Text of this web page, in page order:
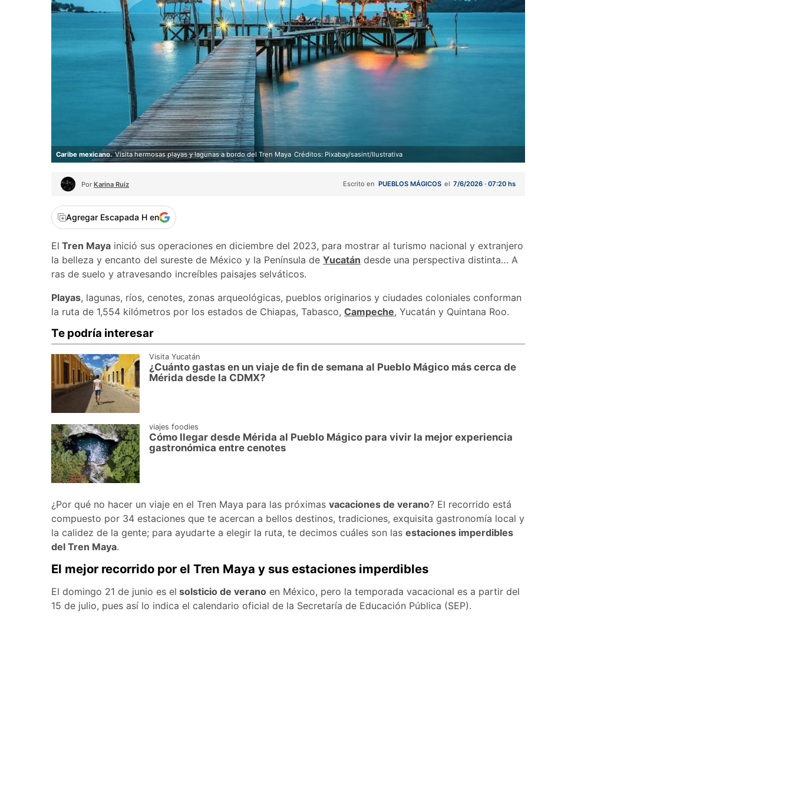
Caribe mexicano. Visita hermosas playas y lagunas a bordo del Tren Maya Créditos: Pixabay/sasint/Ilustrativa
Por Karina Ruiz Escrito en PUEBLOS MÁGICOS el 7/6/2026 · 07:20 hs
Agregar Escapada H en
El Tren Maya inició sus operaciones en diciembre del 2023, para mostrar al turismo nacional y extranjero
la belleza y encanto del sureste de México y la Península de Yucatán desde una perspectiva distinta… A
ras de suelo y atravesando increíbles paisajes selváticos.
Playas, lagunas, ríos, cenotes, zonas arqueológicas, pueblos originarios y ciudades coloniales conforman
la ruta de 1,554 kilómetros por los estados de Chiapas, Tabasco, Campeche, Yucatán y Quintana Roo.
Te podría interesar
Visita Yucatán
¿Cuánto gastas en un viaje de fin de semana al Pueblo Mágico más cerca de
Mérida desde la CDMX?
viajes foodies
Cómo llegar desde Mérida al Pueblo Mágico para vivir la mejor experiencia
gastronómica entre cenotes
¿Por qué no hacer un viaje en el Tren Maya para las próximas vacaciones de verano? El recorrido está
compuesto por 34 estaciones que te acercan a bellos destinos, tradiciones, exquisita gastronomía local y
la calidez de la gente; para ayudarte a elegir la ruta, te decimos cuáles son las estaciones imperdibles
del Tren Maya.
El mejor recorrido por el Tren Maya y sus estaciones imperdibles
El domingo 21 de junio es el solsticio de verano en México, pero la temporada vacacional es a partir del
15 de julio, pues así lo indica el calendario oficial de la Secretaría de Educación Pública (SEP).